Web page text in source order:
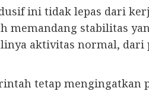
ini tidak lepas dari
memandang stabilitas
aktivitas normal,
tetap mengingatkan